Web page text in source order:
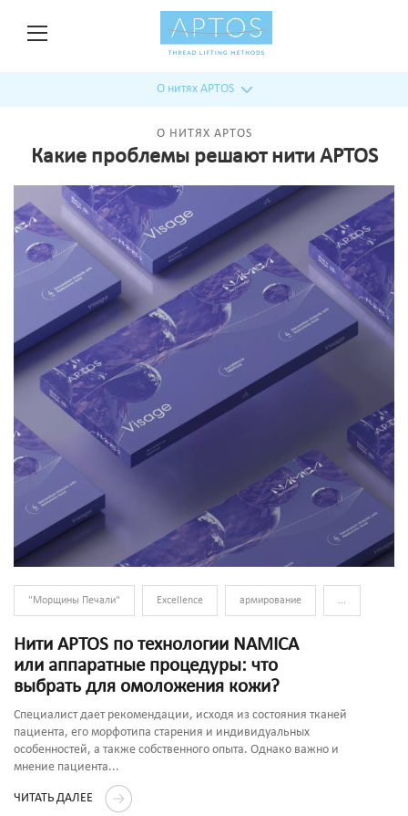
О нитях APTOS
О НИТЯХ APTOS
Какие проблемы решают нити APTOS
"Морщины Печали" Excellence армирование ...
Нити APTOS по технологии NAMICA
или аппаратные процедуры: что
выбрать для омоложения кожи?
Специалист дает рекомендации, исходя из состояния тканей
пациента, его морфотипа старения и индивидуальных
особенностей, а также собственного опыта. Однако важно и
мнение пациента...
ЧИТАТЬ ДАЛЕЕ